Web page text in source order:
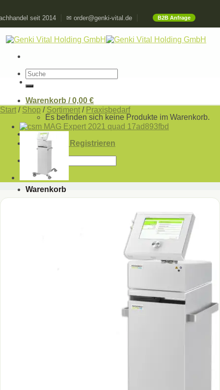
to
content
seit 2014 ✉ order@genki-vital.de B2B Anfrage
Suchen
nach:
Warenkorb /0,00 €
Es befinden sich keine Produkte im Warenkorb.
Anmelden / Registrieren
Warenkorb
Start / Shop / Sortiment / Praxisbedarf